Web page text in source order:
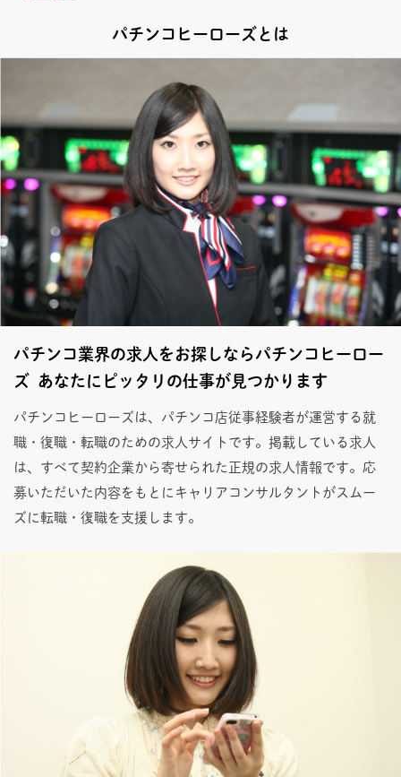
パチンコヒーローズとは
パチンコ業界の求人をお探しならパチンコヒーロー
ズ あなたにピッタリの仕事が見つかります
パチンコヒーローズは、パチンコ店従事経験者が運営する就
職・復職・転職のための求人サイトです。掲載している求人
は、すべて契約企業から寄せられた正規の求人情報です。応
募いただいた内容をもとにキャリアコンサルタントがスムー
ズに転職・復職を支援します。